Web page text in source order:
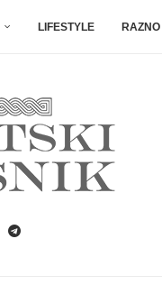
LIFESTYLE RAZNO